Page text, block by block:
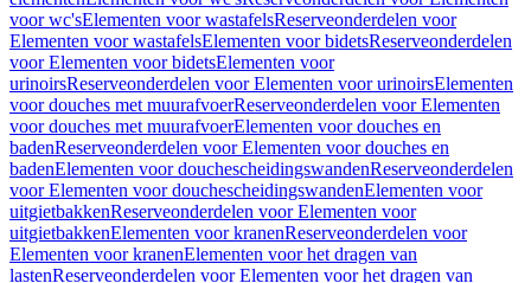
voor wc'sElementen voor wastafelsReserveonderdelen voor
Elementen voor wastafelsElementen voor bidetsReserveonderdelen
voor Elementen voor bidetsElementen voor
urinoirsReserveonderdelen voor Elementen voor urinoirsElementen
voor douches met muurafvoerReserveonderdelen voor Elementen
voor douches met muurafvoerElementen voor douches en
badenReserveonderdelen voor Elementen voor douches en
badenElementen voor douchescheidingswandenReserveonderdelen
voor Elementen voor douchescheidingswandenElementen voor
uitgietbakkenReserveonderdelen voor Elementen voor
uitgietbakkenElementen voor kranenReserveonderdelen voor
Elementen voor kranenElementen voor het dragen van
lastenReserveonderdelen voor Elementen voor het dragen van